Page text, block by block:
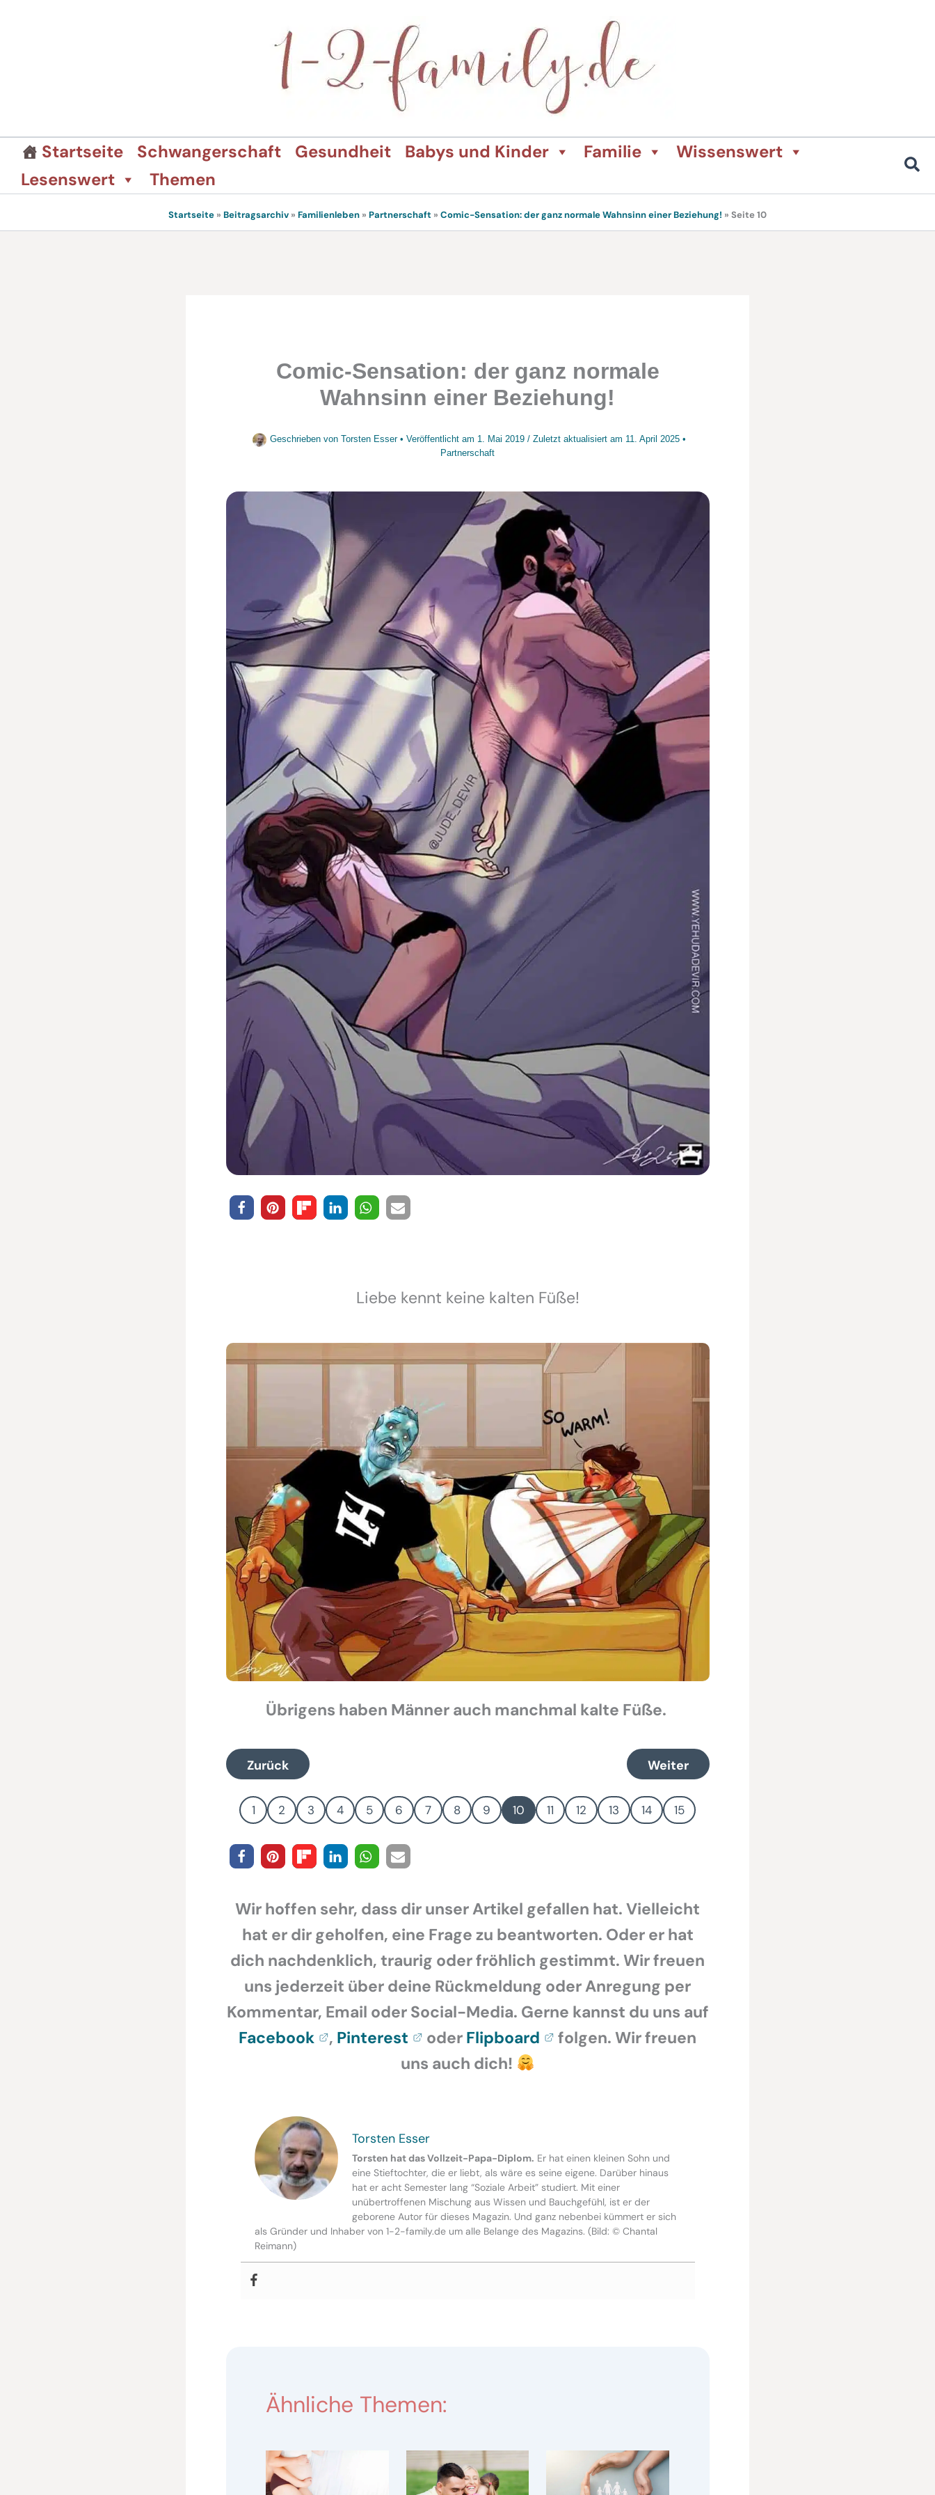
Startseite Schwangerschaft Gesundheit Babys und Kinder Familie
Wissenswert
Lesenswert
Themen
Startseite » Beitragsarchiv » Familienleben » Partnerschaft » Comic-Sensation: der ganz normale Wahnsinn einer Beziehung! » Seite 10
Comic-Sensation: der ganz normale
Wahnsinn einer Beziehung!
Geschrieben von Torsten Esser • Veröffentlicht am 1. Mai 2019 / Zuletzt aktualisiert am 11. April 2025 •
Partnerschaft
Liebe kennt keine kalten Füße!
Übrigens haben Männer auch manchmal kalte Füße.
Zurück Weiter
1 2 3 4 5 6 7 8 9 10 11 12 13 14 15
Wir hoffen sehr, dass dir unser Artikel gefallen hat. Vielleicht
hat er dir geholfen, eine Frage zu beantworten. Oder er hat
dich nachdenklich, traurig oder fröhlich gestimmt. Wir freuen
uns jederzeit über deine Rückmeldung oder Anregung per
Kommentar, Email oder Social-Media. Gerne kannst du uns auf
Facebook
, Pinterest oder Flipboard
folgen. Wir freuen
uns auch dich!
Torsten Esser
Torsten hat das Vollzeit-Papa-Diplom. Er hat einen kleinen Sohn und
eine Stieftochter, die er liebt, als wäre es seine eigene. Darüber hinaus
hat er acht Semester lang “Soziale Arbeit” studiert. Mit einer
unübertroffenen Mischung aus Wissen und Bauchgefühl, ist er der
geborene Autor für dieses Magazin. Und ganz nebenbei kümmert er sich
als Gründer und Inhaber von 1-2-family.de um alle Belange des Magazins. (Bild: © Chantal
Reimann)
Ähnliche Themen: